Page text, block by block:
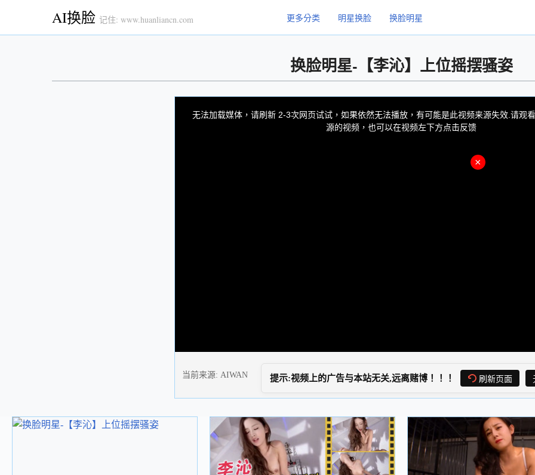
AI换脸 记住: www.huanliancn.com 更多分类 明星换脸 换脸明星
换脸明星-【李沁】上位摇摆骚姿
无法加载媒体，请刷新 2-3次网页试试，如果依然无法播放，有可能是此视频来源失效.请观
源的视频，也可以在视频左下方点击反馈
×
当前来源: AIWAN 提示:视频上的广告与本站无关,远离赌博！！！ 刷新页面